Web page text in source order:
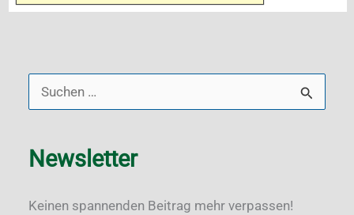
u
hNewsletter
Keinen spannenden Beitrag mehr verpassen!